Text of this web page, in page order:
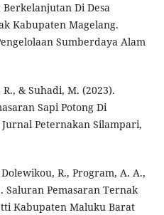
Berkelanjutan Di Desa
Kabupaten Magelang.
Sumberdaya Alam
& Suhadi, M. (2023).
Sapi Potong Di
Peternakan Silampari,
R., Program, A. A.,
Saluran Pemasaran Ternak
Kabupaten Maluku Barat